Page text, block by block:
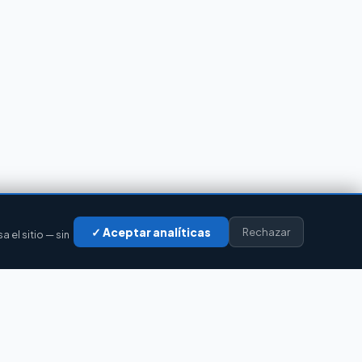
el sitio — sin
✓ Aceptar analíticas Rechazar